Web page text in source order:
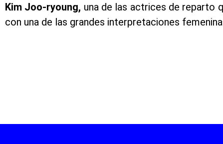
Kim Joo-ryoung, una de las actrices de reparto
con una de las grandes interpretaciones